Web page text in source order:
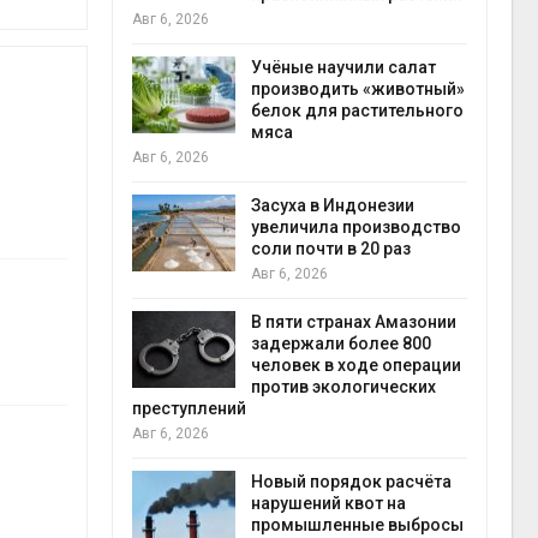
Авг 6, 2026
Учёные научили салат
производить «животный»
белок для растительного
мяса
Авг 6, 2026
Засуха в Индонезии
увеличила производство
соли почти в 20 раз
Авг 6, 2026
В пяти странах Амазонии
задержали более 800
человек в ходе операции
против экологических
преступлений
Авг 6, 2026
Новый порядок расчёта
нарушений квот на
промышленные выбросы